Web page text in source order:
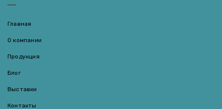
Главная
О компании
Продукция
Блог
Выставки
Контакты